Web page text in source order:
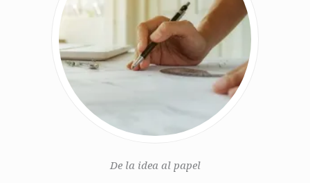
De la idea al papel